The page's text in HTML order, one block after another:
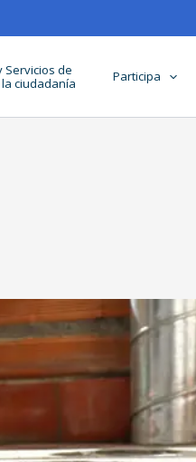
Servicios de
ciudadanía
Participa